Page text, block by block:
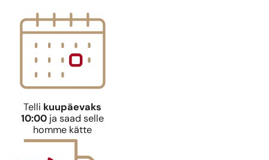
Telli kuupäevaks
10:00 ja saad selle
homme kätte